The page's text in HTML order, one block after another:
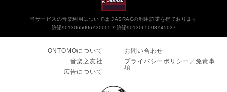
当サービスの音楽利用については JASRACの利用許諾を得ております
許諾9013065006Y30005
許諾9013065008Y45037
ONTOMOについて
音楽之友社
広告について
お問い合わせ
プライバシーポリシー／免責事
項